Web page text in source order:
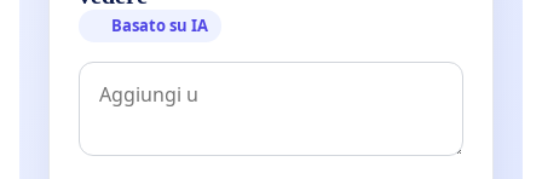
Basato su IA